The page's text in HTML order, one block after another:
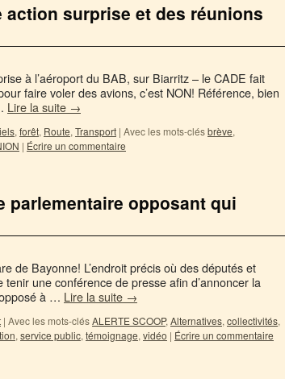
action surprise et des réunions
à l’aéroport du BAB, sur Biarritz – le CADE fait
faire voler des avions, c’est NON! Référence, bien
Lire la suite →
, forêt, Route, Transport | Avec les mots-clésbrève,
| Écrire un commentaire
parlementaire opposant qui
de Bayonne! L’endroit précis où des députés et
une conférence de presse afin d’annoncer la
à … Lire la suite →
| Avec les mots-clésALERTE SCOOP, Alternatives, collectivités,
, service public, témoignage, vidéo | Écrire un commentaire